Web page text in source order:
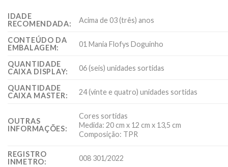
IDADE
RECOMENDADA:
Acima de 03 (três) anos
CONTEÚDO DA
EMBALAGEM:
01 Mania Flofys Doguinho
QUANTIDADE
CAIXA DISPLAY:
06 (seis) unidades sortidas
QUANTIDADE
CAIXA MASTER:
24 (vinte e quatro) unidades sortidas
OUTRAS
INFORMAÇÕES:
Cores sortidas
Medida: 20 cm x 12 cm x 13,5 cm
Composição: TPR
REGISTRO
INMETRO:
008 301/2022